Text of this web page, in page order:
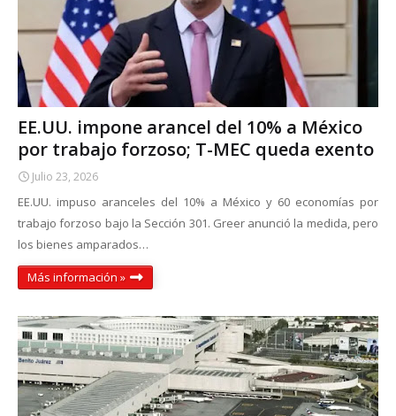
EE.UU. impone arancel del 10% a México
por trabajo forzoso; T-MEC queda exento
Julio 23, 2026
EE.UU. impuso aranceles del 10% a México y 60 economías por
trabajo forzoso bajo la Sección 301. Greer anunció la medida, pero
los bienes amparados…
Más información »